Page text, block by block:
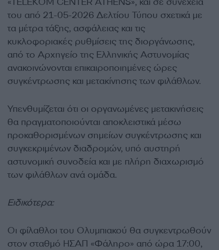
του από 21-05-2026 Δελτίου Τύπου σχετικά με
τα μέτρα τάξης, ασφάλειας και τις
κυκλοφοριακές ρυθμίσεις της διοργάνωσης,
από το Αρχηγείο της Ελληνικής Αστυνομίας
ανακοινώνονται επικαιροποιημένες ώρες
συγκέντρωσης και μετακίνησης των φιλάθλων.
Υπενθυμίζεται ότι οι οργανωμένες μετακινήσεις
θα πραγματοποιούνται αποκλειστικά μέσω
προκαθορισμένων σημείων συγκέντρωσης και
συγκεκριμένων διαδρομών, υπό αυστηρή
αστυνομική συνοδεία και με πλήρη διαχωρισμό
των φιλάθλων ανά ομάδα.
Ειδικότερα:
Οι φίλαθλοι του Ολυμπιακού θα συγκεντρωθούν
στον σταθμό ΗΣΑΠ «Φάληρο» από ώρα 17:00,